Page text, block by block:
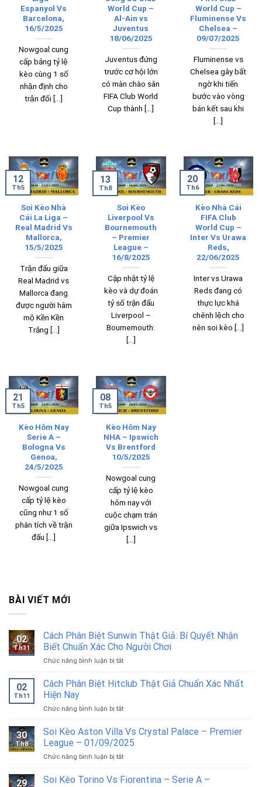
Espanyol Vs
Barcelona,
16/5/2025
Nowgoal cung
cấp bảng tỷ lệ
kèo cùng 1 số
nhận định cho
trận đối [...]
World Cup –
Al-Ain vs
Juventus
18/06/2025
Juventus đứng
trước cơ hội lớn
có màn chào sân
FIFA Club World
Cup thành [...]
World Cup –
Fluminense Vs
Chelsea –
09/07/2025
Fluminense vs
Chelsea gây bất
ngờ khi tiến
bước vào vòng
bán kết sau khi
[...]
Soi Kèo Nhà
Cái La Liga –
Real Madrid Vs
Mallorca,
15/5/2025
Trận đấu giữa
Real Madrid vs
Mallorca đang
được người hâm
mộ Kền Kền
Trắng [...]
12
Th5
Soi Kèo
Liverpool Vs
Bournemouth
– Premier
League –
16/8/2025
Cập nhật tỷ lệ
kèo và dự đoán
tỷ số trận đấu
Liverpool –
Bournemouth:
[...]
13
Th8
Kèo Nhà Cái
FIFA Club
World Cup –
Inter Vs Urawa
Reds,
22/06/2025
Inter vs Urawa
Reds đang có
thực lực khá
chênh lệch cho
nên soi kèo [...]
20
Th6
Kèo Hôm Nay
Serie A –
Bologna Vs
Genoa,
24/5/2025
Nowgoal cung
cấp tỷ lệ kèo
cũng như 1 số
phân tích về trận
đấu [...]
21
Th5
Kèo Hôm Nay
NHA – Ipswich
Vs Brentford
10/5/2025
Nowgoal cung
cấp tỷ lệ kèo
hôm nay với
cuộc chạm trán
giữa Ipswich vs
[...]
08
Th5
BÀI VIẾT MỚI
02
Th11
Cách Phân Biệt Sunwin Thật Giả: Bí Quyết Nhận
Biết Chuẩn Xác Cho Người Chơi
Chức năng bình luận bị tắtở
Phân
Thật
Bí
Quyết
Biết
Xác
02
Th11
Cách Phân Biệt Hitclub Thật Giả Chuẩn Xác Nhất
Hiện Nay
Chức năng bình luận bị tắtở
Phân
Biệt
Hitclub
Thật
Chuẩn
30
Th8
Soi Kèo Aston Villa Vs Crystal Palace – Premier
League – 01/09/2025
Chức năng bình luận bị tắtở
Kèo
29
Soi Kèo Torino Vs Fiorentina – Serie A –